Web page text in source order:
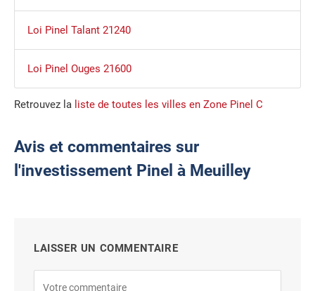
Loi Pinel Talant 21240
Loi Pinel Ouges 21600
Retrouvez la liste de toutes les villes en Zone Pinel C
Avis et commentaires sur
l'investissement Pinel à Meuilley
LAISSER UN COMMENTAIRE